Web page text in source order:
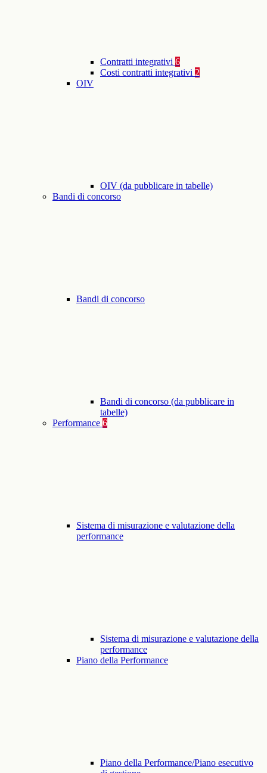
Contratti integrativi 6
Costi contratti integrativi 2
OIV
OIV (da pubblicare in tabelle)
Bandi di concorso
Bandi di concorso
Bandi di concorso (da pubblicare in
tabelle)
Performance 6
Sistema di misurazione e valutazione della
performance
Sistema di misurazione e valutazione della
performance
Piano della Performance
Piano della Performance/Piano esecutivo